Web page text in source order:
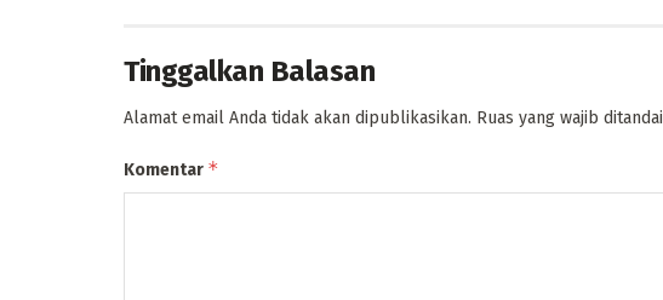
Tinggalkan Balasan
Alamat email Anda tidak akan dipublikasikan. Ruas yang wajib ditandai
Komentar *